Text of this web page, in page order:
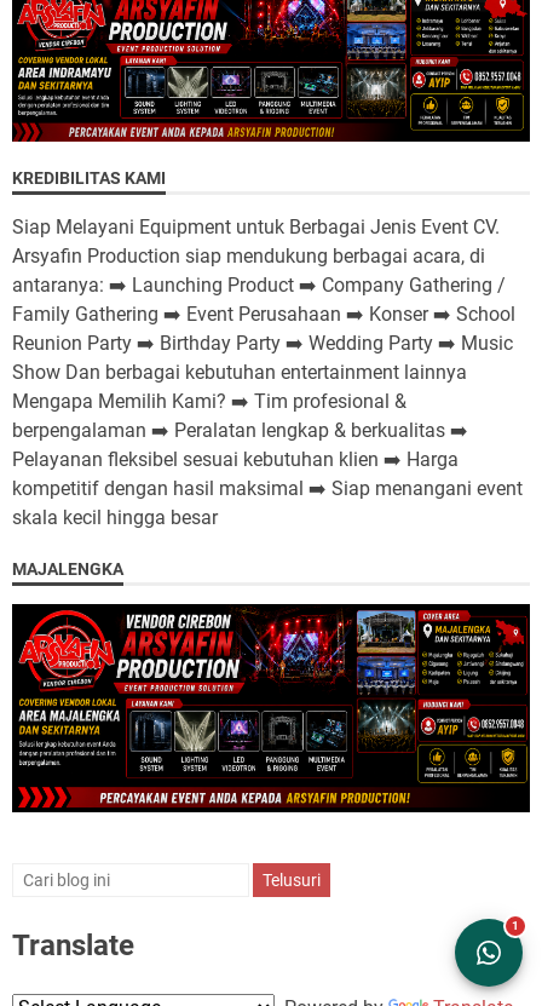
KREDIBILITAS KAMI
Siap Melayani Equipment untuk Berbagai Jenis Event CV.
Arsyafin Production siap mendukung berbagai acara, di
antaranya: ➡️ Launching Product ➡️ Company Gathering /
Family Gathering ➡️ Event Perusahaan ➡️ Konser ➡️ School
Reunion Party ➡️ Birthday Party ➡️ Wedding Party ➡️ Music
Show Dan berbagai kebutuhan entertainment lainnya
Mengapa Memilih Kami? ➡️ Tim profesional &
berpengalaman ➡️ Peralatan lengkap & berkualitas ➡️
Pelayanan fleksibel sesuai kebutuhan klien ➡️ Harga
kompetitif dengan hasil maksimal ➡️ Siap menangani event
skala kecil hingga besar
MAJALENGKA
Translate